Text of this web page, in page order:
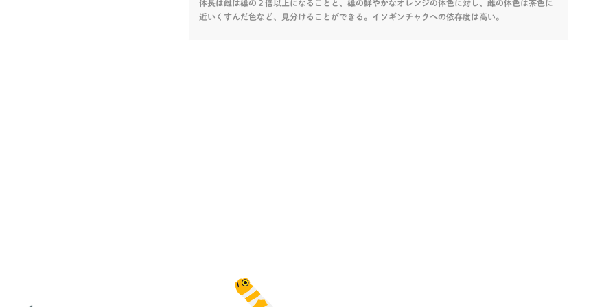
体長は雌は雄の２倍以上になることと、雄の鮮やかなオレンジの体色に対し、雌の体色は茶色に
近いくすんだ色など、見分けることができる。イソギンチャクへの依存度は高い。